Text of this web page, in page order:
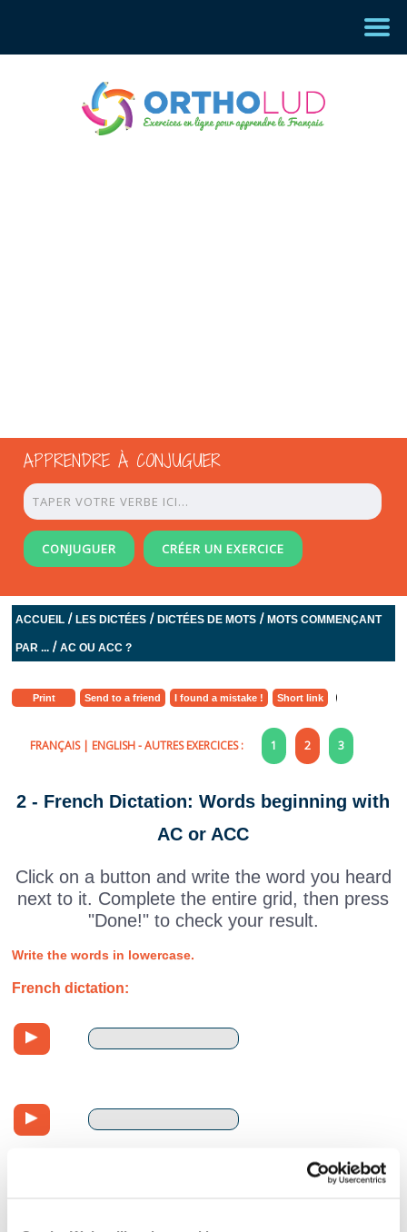
APPRENDRE À CONJUGUER
CONJUGUER CRÉER UN EXERCICE
ACCUEIL /LES DICTÉES /DICTÉES DE MOTS /MOTS COMMENÇANT
PAR ... /AC OU ACC ?
Print Send to a friend I found a mistake ! Short link
FRANÇAIS| ENGLISH- AUTRES EXERCICES : 1 2 3
2 - French Dictation: Words beginning with
AC or ACC
Click on a button and write the word you heard
next to it. Complete the entire grid, then press
"Done!" to check your result.
Write the words in lowercase.
French dictation: